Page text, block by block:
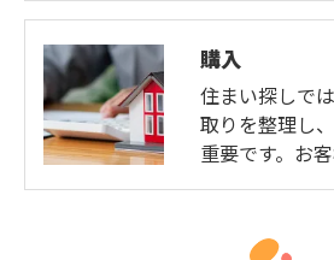
購入
住まい探しで
取りを整理し
重要です。お